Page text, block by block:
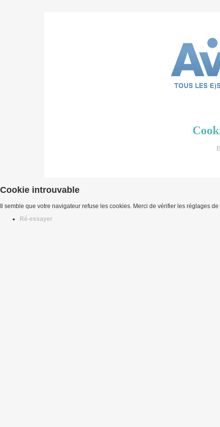
Cookie introuvable
Il semble que votre navigateur refuse les cookies. Merci de vérifier les réglages
Ré-essayer